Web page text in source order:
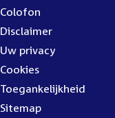
Colofon
Disclaimer
Uw privacy
Cookies
Toegankelijkheid
Sitemap